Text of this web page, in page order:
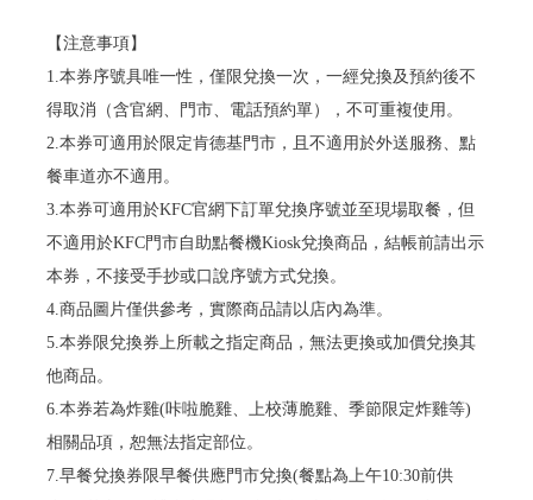
【注意事項】
1.本券序號具唯一性，僅限兌換一次，一經兌換及預約後不
得取消（含官網、門市、電話預約單），不可重複使用。
2.本券可適用於限定肯德基門市，且不適用於外送服務、點
餐車道亦不適用。
3.本券可適用於KFC官網下訂單兌換序號並至現場取餐，但
不適用於KFC門市自助點餐機Kiosk兌換商品，結帳前請出示
本券，不接受手抄或口說序號方式兌換。
4.商品圖片僅供參考，實際商品請以店內為準。
5.本券限兌換券上所載之指定商品，無法更換或加價兌換其
他商品。
6.本券若為炸雞(咔啦脆雞、上校薄脆雞、季節限定炸雞等)
相關品項，恕無法指定部位。
7.早餐兌換券限早餐供應門市兌換(餐點為上午10:30前供